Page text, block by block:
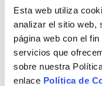
Esta web utiliza
analizar el sitio web,
página web con el
servicios que
sobre nuestra
enlace Política de